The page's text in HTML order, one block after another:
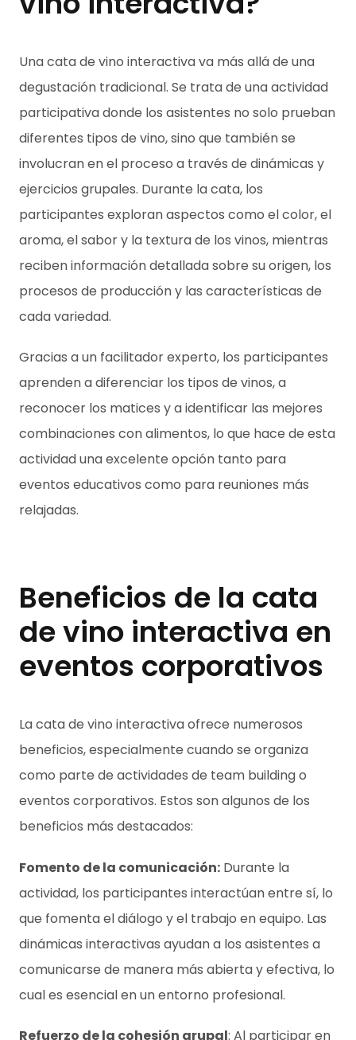
Una cata de vino interactiva va más allá de una
degustación tradicional. Se trata de una actividad
participativa donde los asistentes no solo prueban
diferentes tipos de vino, sino que también se
involucran en el proceso a través de dinámicas y
ejercicios grupales. Durante la cata, los
participantes exploran aspectos como el color, el
aroma, el sabor y la textura de los vinos, mientras
reciben información detallada sobre su origen, los
procesos de producción y las características de
cada variedad.
Gracias a un facilitador experto, los participantes
aprenden a diferenciar los tipos de vinos, a
reconocer los matices y a identificar las mejores
combinaciones con alimentos, lo que hace de esta
actividad una excelente opción tanto para
eventos educativos como para reuniones más
relajadas.
Beneficios de la cata
de vino interactiva en
eventos corporativos
La cata de vino interactiva ofrece numerosos
beneficios, especialmente cuando se organiza
como parte de actividades de team building o
eventos corporativos. Estos son algunos de los
beneficios más destacados:
Fomento de la comunicación: Durante la
actividad, los participantes interactúan entre sí, lo
que fomenta el diálogo y el trabajo en equipo. Las
dinámicas interactivas ayudan a los asistentes a
comunicarse de manera más abierta y efectiva, lo
cual es esencial en un entorno profesional.
Refuerzo de la cohesión grupal: Al participar en